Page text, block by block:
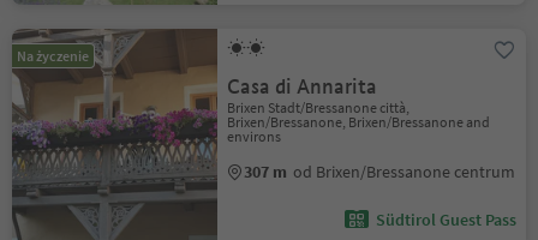
Na życzenie
Casa di Annarita
Brixen Stadt/Bressanone città,
Brixen/Bressanone, Brixen/Bressanone and
environs
307 m od Brixen/Bressanone centrum
Südtirol Guest Pass